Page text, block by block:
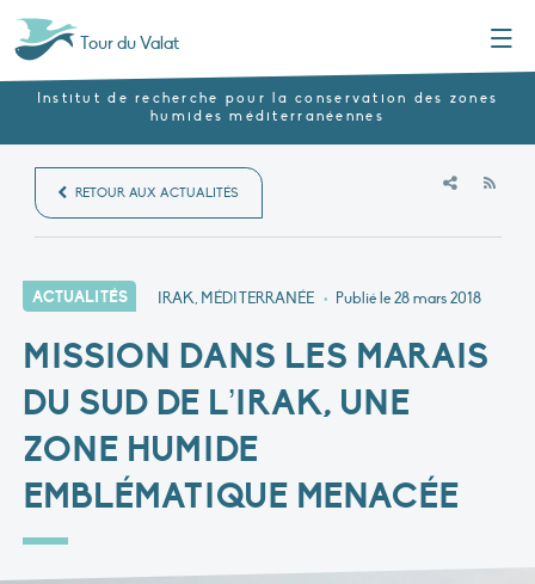
Tour du Valat
Institut de recherche pour la conservation des zones
humides méditerranéennes
RETOUR AUX ACTUALITÉS
ACTUALITÉS IRAK, MÉDITERRANÉE • Publié le28 mars 2018
MISSION DANS LES MARAIS
DU SUD DE L’IRAK, UNE
ZONE HUMIDE
EMBLÉMATIQUE MENACÉE